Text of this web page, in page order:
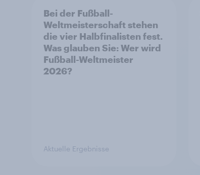
Bei der Fußball-
Weltmeisterschaft stehen
die vier Halbfinalisten fest.
Was glauben Sie: Wer wird
Fußball-Weltmeister
2026?
Aktuelle Ergebnisse